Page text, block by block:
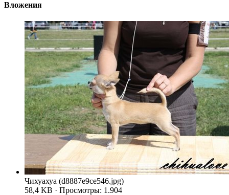
Вложения
Чихуахуа (d8887e9ce546.jpg)
58,4 KB · Просмотры: 1.904